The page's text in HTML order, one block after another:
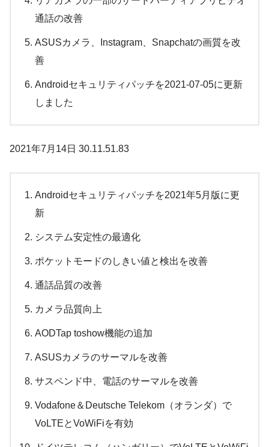
通話の改善
ASUSカメラ、Instagram、Snapchatの画質を改
善
Androidセキュリティパッチを2021-07-05に更新
しました
2021年7月14日 30.11.51.83
Androidセキュリティパッチを2021年5月版に更
新
システム安定性の最適化
ポケットモードのしきい値と検出を改善
通話品質の改善
カメラ品質向上
AODTap toshow機能の追加
ASUSカメラのサーマルを改善
サスペンド中、電話のサーマルを改善
Vodafone＆Deutsche Telekom（オランダ）で
VoLTEとVoWiFiを有効